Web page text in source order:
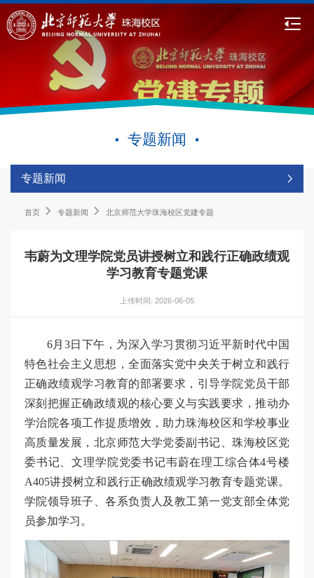
专题新闻
专题新闻
首页 专题新闻 北京师范大学珠海校区党建专题
韦蔚为文理学院党员讲授树立和践行正确政绩观
学习教育专题党课
上传时间: 2026-06-05
6月3日下午，为深入学习贯彻习近平新时代中国
特色社会主义思想，全面落实党中央关于树立和践行
正确政绩观学习教育的部署要求，引导学院党员干部
深刻把握正确政绩观的核心要义与实践要求，推动办
学治院各项工作提质增效，助力珠海校区和学校事业
高质量发展，北京师范大学党委副书记、珠海校区党
委书记、文理学院党委书记韦蔚在理工综合体4号楼
A405讲授树立和践行正确政绩观学习教育专题党课。
学院领导班子、各系负责人及教工第一党支部全体党
员参加学习。